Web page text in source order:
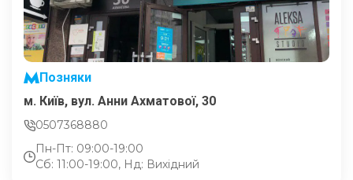
Позняки
м. Київ, вул. Анни Ахматової, 30
0507368880
Пн-Пт: 09:00-19:00
Сб: 11:00-19:00, Нд: Вихідний